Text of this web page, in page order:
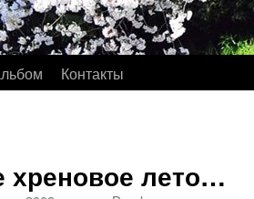
Контакты
хреновое лето…